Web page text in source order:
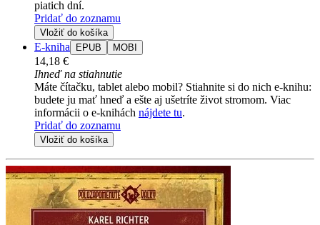
piatich dní.
Pridať do zoznamu
Vložiť do košíka
E-kniha EPUB MOBI
14,18 €
Ihneď na stiahnutie
Máte čítačku, tablet alebo mobil? Stiahnite si do nich e-knihu:
budete ju mať hneď a ešte aj ušetríte život stromom. Viac
informácii o e-knihách nájdete tu.
Pridať do zoznamu
Vložiť do košíka